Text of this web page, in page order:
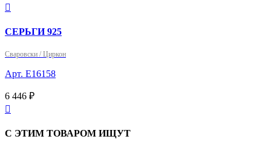

СЕРЬГИ 925
Сваровски / Циркон
Арт. E16158
6 446 ₽

С ЭТИМ ТОВАРОМ ИЩУТ